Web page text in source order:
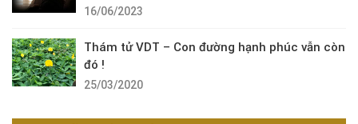
16/06/2023
Thám tử VDT – Con đường hạnh phúc vẫn còn
đó !
25/03/2020